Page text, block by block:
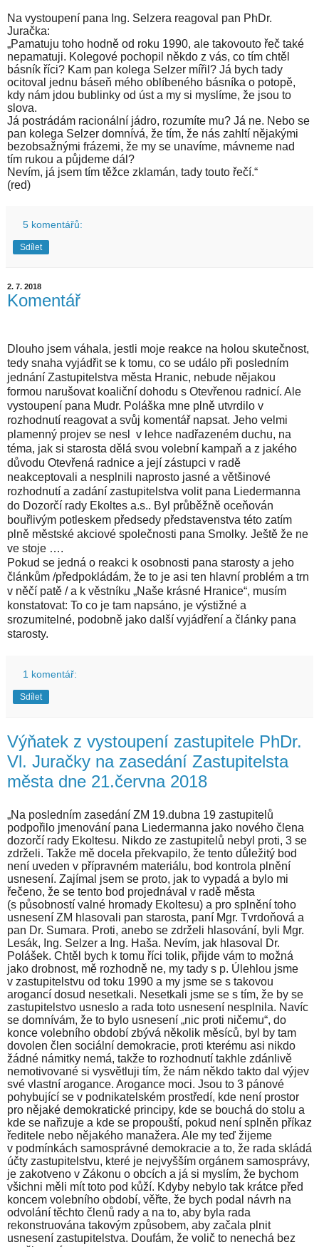
Na vystoupení pana Ing. Selzera reagoval pan PhDr.
Juračka:
„Pamatuju toho hodně od roku 1990, ale takovouto řeč také
nepamatuji. Kolegové pochopil někdo z vás, co tím chtěl
básník říci? Kam pan kolega Selzer mířil? Já bych tady
ocitoval jednu báseň mého oblíbeného básníka o potopě,
kdy nám jdou bublinky od úst a my si myslíme, že jsou to
slova.
Já postrádám racionální jádro, rozumíte mu? Já ne. Nebo se
pan kolega Selzer domnívá, že tím, že nás zahltí nějakými
bezobsažnými frázemi, že my se unavíme, mávneme nad
tím rukou a půjdeme dál?
Nevím, já jsem tím těžce zklamán, tady touto řečí.“
(red)
5 komentářů:
Sdílet
2. 7. 2018
Komentář
Dlouho jsem váhala, jestli moje reakce na holou skutečnost,
tedy snaha vyjádřit se k tomu, co se událo při posledním
jednání Zastupitelstva města Hranic, nebude nějakou
formou narušovat koaliční dohodu s Otevřenou radnicí. Ale
vystoupení pana Mudr. Poláška mne plně utvrdilo v
rozhodnutí reagovat a svůj komentář napsat. Jeho velmi
plamenný projev se nesl
v lehce nadřazeném duchu, na
téma, jak si starosta dělá svou volební kampaň a z jakého
důvodu Otevřená radnice a její zástupci v radě
neakceptovali a nesplnili naprosto jasné a většinové
rozhodnutí a zadání zastupitelstva volit pana Liedermanna
do Dozorčí rady Ekoltes a.s.. Byl průběžně oceňován
bouřlivým potleskem předsedy představenstva této zatím
plně městské akciové společnosti pana Smolky. Ještě že ne
ve stoje ….
Pokud se jedná o reakci k osobnosti pana starosty a jeho
článkům /předpokládám, že to je asi ten hlavní problém a trn
v něčí patě / a k věstníku „Naše krásné Hranice“, musím
konstatovat: To co je tam napsáno, je výstižné a
srozumitelné, podobně jako další vyjádření a články pana
starosty.
1 komentář:
Sdílet
Výňatek z vystoupení zastupitele PhDr.
Vl. Juračky na zasedání Zastupitelsta
města dne 21.června 2018
„Na posledním zasedání ZM 19.dubna 19 zastupitelů
podpořilo jmenování pana Liedermanna jako nového člena
dozorčí rady Ekoltesu. Nikdo ze zastupitelů nebyl proti, 3 se
zdrželi. Takže mě docela překvapilo, že tento důležitý bod
není uveden v přípravném materiálu, bod kontrola plnění
usnesení. Zajímal jsem se proto, jak to vypadá a bylo mi
řečeno, že se tento bod projednával v radě města
(s působností valné hromady Ekoltesu) a pro splnění toho
usnesení ZM hlasovali pan starosta, paní Mgr. Tvrdoňová a
pan Dr. Sumara. Proti, anebo se zdrželi hlasování, byli Mgr.
Lesák, Ing. Selzer a Ing. Haša. Nevím, jak hlasoval Dr.
Polášek. Chtěl bych k tomu říci tolik, přijde vám to možná
jako drobnost, mě rozhodně ne, my tady s p. Úlehlou jsme
v zastupitelstvu od toku 1990 a my jsme se s takovou
arogancí dosud nesetkali. Nesetkali jsme se s tím, že by se
zastupitelstvo usneslo a rada toto usnesení nesplnila. Navíc
se domnívám, že to bylo usnesení „nic proti ničemu“, do
konce volebního období zbývá několik měsíců, byl by tam
dovolen člen sociální demokracie, proti kterému asi nikdo
žádné námitky nemá, takže to rozhodnutí takhle zdánlivě
nemotivované si vysvětluji tím, že nám někdo takto dal výjev
své vlastní arogance. Arogance moci. Jsou to 3 pánové
pohybující se v podnikatelském prostředí, kde není prostor
pro nějaké demokratické principy, kde se bouchá do stolu a
kde se nařizuje a kde se propouští, pokud není splněn příkaz
ředitele nebo nějakého manažera. Ale my teď žijeme
v podmínkách samosprávné demokracie a to, že rada skládá
účty zastupitelstvu, které je nejvyšším orgánem samosprávy,
je zakotveno v Zákonu o obcích a já si myslím, že bychom
všichni měli mít toto pod kůží. Kdyby nebylo tak krátce před
koncem volebního období, věřte, že bych podal návrh na
odvolání těchto členů rady a na to, aby byla rada
rekonstruována takovým způsobem, aby začala plnit
usnesení zastupitelstva. Doufám, že volič to nenechá bez